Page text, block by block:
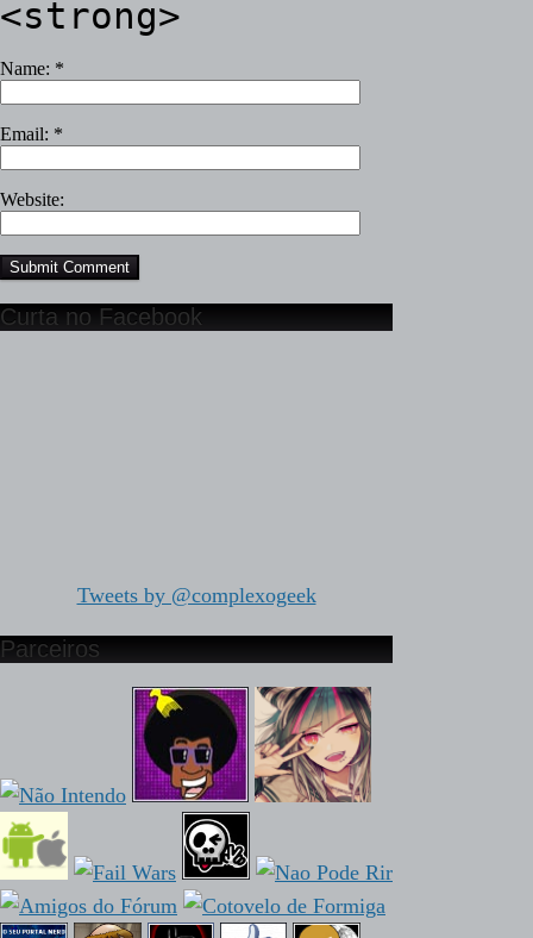
<strong>
Name: *
Email: *
Website:
Curta no Facebook
Tweets by @complexogeek
Parceiros